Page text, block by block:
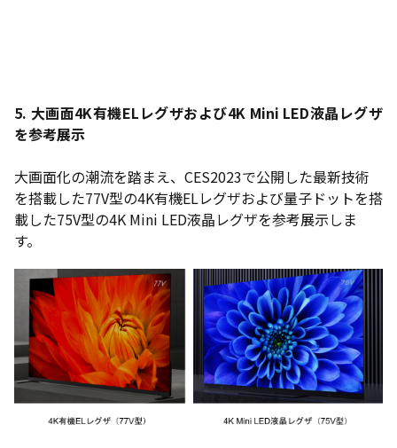
5. 大画面4K有機ELレグザおよび4K Mini LED液晶レグザ
を参考展示
大画面化の潮流を踏まえ、CES2023で公開した最新技術
を搭載した77V型の4K有機ELレグザおよび量子ドットを搭
載した75V型の4K Mini LED液晶レグザを参考展示しま
す。